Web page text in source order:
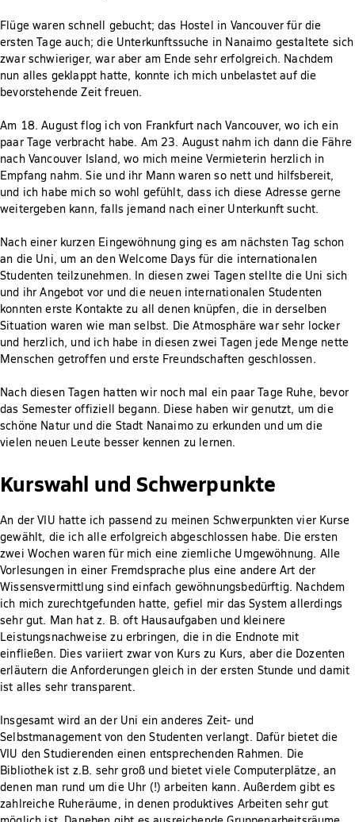
Flüge waren schnell gebucht; das Hostel in Vancouver für die
ersten Tage auch; die Unterkunftssuche in Nanaimo gestaltete sich
zwar schwieriger, war aber am Ende sehr erfolgreich. Nachdem
nun alles geklappt hatte, konnte ich mich unbelastet auf die
bevorstehende Zeit freuen.
Am 18. August flog ich von Frankfurt nach Vancouver, wo ich ein
paar Tage verbracht habe. Am 23. August nahm ich dann die Fähre
nach Vancouver Island, wo mich meine Vermieterin herzlich in
Empfang nahm. Sie und ihr Mann waren so nett und hilfsbereit,
und ich habe mich so wohl gefühlt, dass ich diese Adresse gerne
weitergeben kann, falls jemand nach einer Unterkunft sucht.
Nach einer kurzen Eingewöhnung ging es am nächsten Tag schon
an die Uni, um an den Welcome Days für die internationalen
Studenten teilzunehmen. In diesen zwei Tagen stellte die Uni sich
und ihr Angebot vor und die neuen internationalen Studenten
konnten erste Kontakte zu all denen knüpfen, die in derselben
Situation waren wie man selbst. Die Atmosphäre war sehr locker
und herzlich, und ich habe in diesen zwei Tagen jede Menge nette
Menschen getroffen und erste Freundschaften geschlossen.
Nach diesen Tagen hatten wir noch mal ein paar Tage Ruhe, bevor
das Semester offiziell begann. Diese haben wir genutzt, um die
schöne Natur und die Stadt Nanaimo zu erkunden und um die
vielen neuen Leute besser kennen zu lernen.
Kurswahl und Schwerpunkte
An der VIU hatte ich passend zu meinen Schwerpunkten vier Kurse
gewählt, die ich alle erfolgreich abgeschlossen habe. Die ersten
zwei Wochen waren für mich eine ziemliche Umgewöhnung. Alle
Vorlesungen in einer Fremdsprache plus eine andere Art der
Wissensvermittlung sind einfach gewöhnungsbedürftig. Nachdem
ich mich zurechtgefunden hatte, gefiel mir das System allerdings
sehr gut. Man hat z. B. oft Hausaufgaben und kleinere
Leistungsnachweise zu erbringen, die in die Endnote mit
einfließen. Dies variiert zwar von Kurs zu Kurs, aber die Dozenten
erläutern die Anforderungen gleich in der ersten Stunde und damit
ist alles sehr transparent.
Insgesamt wird an der Uni ein anderes Zeit- und
Selbstmanagement von den Studenten verlangt. Dafür bietet die
VIU den Studierenden einen entsprechenden Rahmen. Die
Bibliothek ist z.B. sehr groß und bietet viele Computerplätze, an
denen man rund um die Uhr (!) arbeiten kann. Außerdem gibt es
zahlreiche Ruheräume, in denen produktives Arbeiten sehr gut